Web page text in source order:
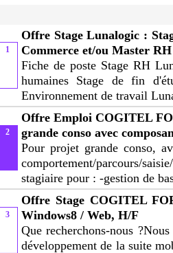
1
Offre Stage Lunalogic :
Commerce et/ou Master RH
Fiche de poste Stage RH
humaines Stage de fin
Environnement de travail
2
Offre Emploi COGITEL
grande conso avec
Pour projet grande conso,
comportement/parcours/
stagiaire pour : -gestion de
3
Offre Stage COGITEL
Windows8 / Web, H/F
Que recherchons-nous
développement de la suite